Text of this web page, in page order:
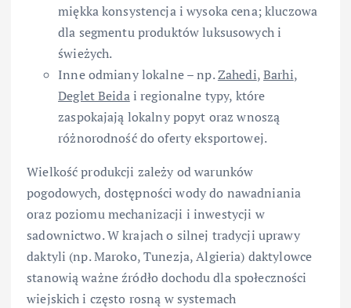
miękka konsystencja i wysoka cena; kluczowa
dla segmentu produktów luksusowych i
świeżych.
Inne odmiany lokalne – np.Zahedi,Barhi,
Deglet Beidai regionalne typy, które
zaspokajają lokalny popyt oraz wnoszą
różnorodność do oferty eksportowej.
Wielkość produkcji zależy od warunków
pogodowych, dostępności wody do nawadniania
oraz poziomu mechanizacji i inwestycji w
sadownictwo. W krajach o silnej tradycji uprawy
daktyli (np. Maroko, Tunezja, Algieria) daktylowce
stanowią ważne źródło dochodu dla społeczności
wiejskich i często rosną w systemach